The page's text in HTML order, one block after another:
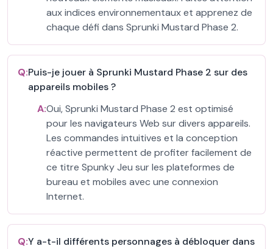
aux indices environnementaux et apprenez de
chaque défi dans Sprunki Mustard Phase 2.
Q:Puis-je jouer à Sprunki Mustard Phase 2 sur des
appareils mobiles ?
A:Oui, Sprunki Mustard Phase 2 est optimisé
pour les navigateurs Web sur divers appareils.
Les commandes intuitives et la conception
réactive permettent de profiter facilement de
ce titre Spunky Jeu sur les plateformes de
bureau et mobiles avec une connexion
Internet.
Q:Y a-t-il différents personnages à débloquer dans